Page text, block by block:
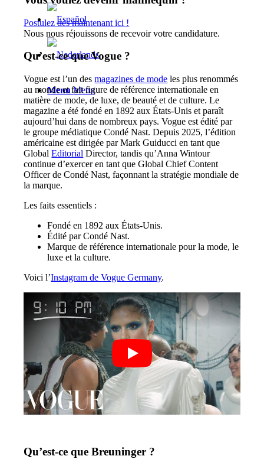
Menu Menu
Postulez dès maintenant ici !
Nous nous réjouissons de recevoir votre candidature.
Qu’est-ce que Vogue ?
Vogue est l’un desmagazines de mode les plus renommés
au monde et fait figure de référence internationale en
matière de mode, de luxe, de beauté et de culture. Le
magazine a été fondé en 1892 aux États-Unis et paraît
aujourd’hui dans de nombreux pays. Vogue est édité par
le groupe médiatique Condé Nast. Depuis 2025, l’édition
américaine est dirigée par Mark Guiducci en tant que
GlobalEditorial Director, tandis qu’Anna Wintour
continue d’exercer en tant que Global Chief Content
Officer de Condé Nast, façonnant la stratégie mondiale de
la marque.
Les faits essentiels :
Fondé en 1892 aux États-Unis.
Édité par Condé Nast.
Marque de référence internationale pour la mode, le
luxe et la culture.
Voici l’Instagram de Vogue Germany.
Qu’est-ce que Breuninger ?